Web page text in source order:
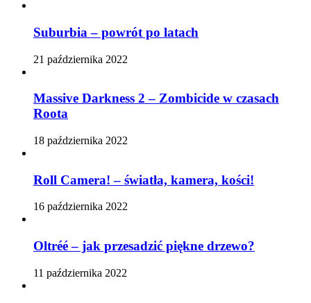
Suburbia – powrót po latach
21 października 2022
Massive Darkness 2 – Zombicide w czasach
Roota
18 października 2022
Roll Camera! – światła, kamera, kości!
16 października 2022
Oltréé – jak przesadzić piękne drzewo?
11 października 2022